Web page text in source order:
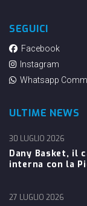
SEGUICI
Facebook
Instagram
Whatsapp
ULTIME NEWS
Dany Basket, il
interna con la
30 LUGLIO 2026
27 LUGLIO 2026